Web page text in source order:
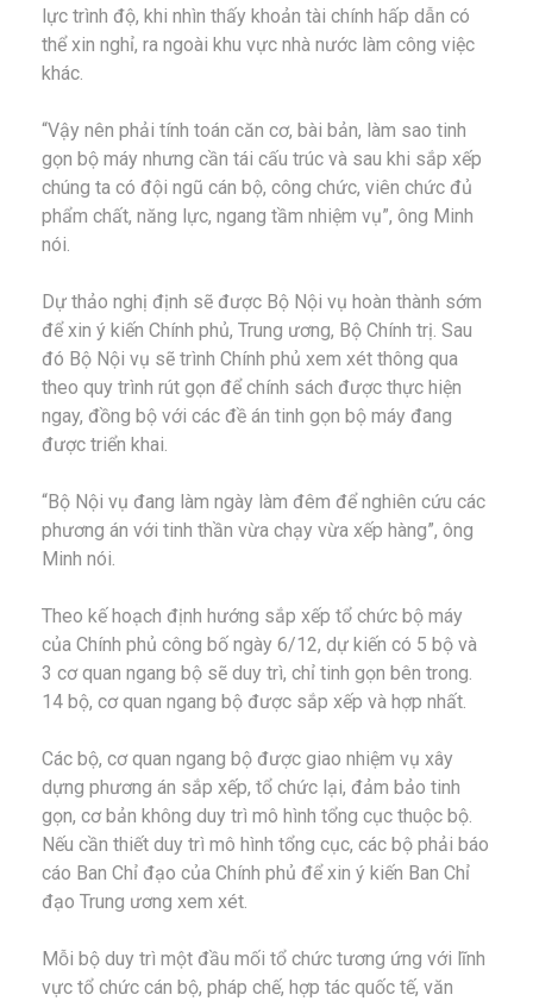
lực trình độ, khi nhìn thấy khoản tài chính hấp dẫn có
thể xin nghỉ, ra ngoài khu vực nhà nước làm công việc
khác.
“Vậy nên phải tính toán căn cơ, bài bản, làm sao tinh
gọn bộ máy nhưng cần tái cấu trúc và sau khi sắp xếp
chúng ta có đội ngũ cán bộ, công chức, viên chức đủ
phẩm chất, năng lực, ngang tầm nhiệm vụ”, ông Minh
nói.
Dự thảo nghị định sẽ được Bộ Nội vụ hoàn thành sớm
để xin ý kiến Chính phủ, Trung ương, Bộ Chính trị. Sau
đó Bộ Nội vụ sẽ trình Chính phủ xem xét thông qua
theo quy trình rút gọn để chính sách được thực hiện
ngay, đồng bộ với các đề án tinh gọn bộ máy đang
được triển khai.
“Bộ Nội vụ đang làm ngày làm đêm để nghiên cứu các
phương án với tinh thần vừa chạy vừa xếp hàng”, ông
Minh nói.
Theo kế hoạch định hướng sắp xếp tổ chức bộ máy
của Chính phủ công bố ngày 6/12, dự kiến có 5 bộ và
3 cơ quan ngang bộ sẽ duy trì, chỉ tinh gọn bên trong.
14 bộ, cơ quan ngang bộ được sắp xếp và hợp nhất.
Các bộ, cơ quan ngang bộ được giao nhiệm vụ xây
dựng phương án sắp xếp, tổ chức lại, đảm bảo tinh
gọn, cơ bản không duy trì mô hình tổng cục thuộc bộ.
Nếu cần thiết duy trì mô hình tổng cục, các bộ phải báo
cáo Ban Chỉ đạo của Chính phủ để xin ý kiến Ban Chỉ
đạo Trung ương xem xét.
Mỗi bộ duy trì một đầu mối tổ chức tương ứng với lĩnh
vực tổ chức cán bộ, pháp chế, hợp tác quốc tế, văn